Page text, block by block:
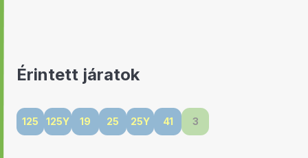
Érintett járatok
125 125Y 19 25 25Y 41 3